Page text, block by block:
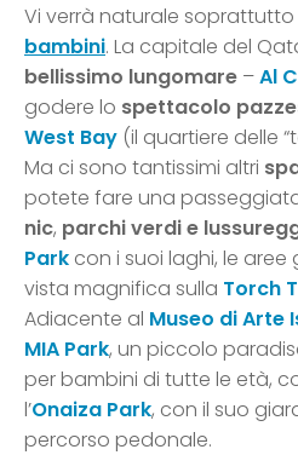
Vi verrà naturale
bambini. La capitale del
bellissimo lungomare –Al
godere lo spettacolo
West Bay (il quartiere delle
Ma ci sono tantissimi altri
potete fare una
nic, parchi verdi e
Park con i suoi laghi, le
vista magnifica sulla Torch
Adiacente al Museo di Arte
MIA Park, un piccolo
per bambini di tutte le età,
l’Onaiza Park, con il suo
percorso pedonale.